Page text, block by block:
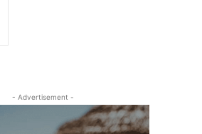
- Advertisement -